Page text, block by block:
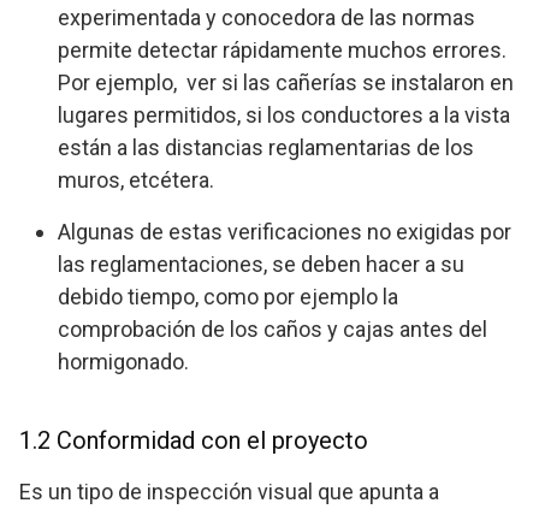
experimentada y conocedora de las normas
permite detectar rápidamente muchos errores.
Por ejemplo, ver si las cañerías se instalaron en
lugares permitidos, si los conductores a la vista
están a las distancias reglamentarias de los
muros, etcétera.
Algunas de estas verificaciones no exigidas por
las reglamentaciones, se deben hacer a su
debido tiempo, como por ejemplo la
comprobación de los caños y cajas antes del
hormigonado.
1.2 Conformidad con el proyecto
Es un tipo de inspección visual que apunta a